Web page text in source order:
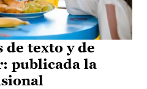
de texto y de
publicada la